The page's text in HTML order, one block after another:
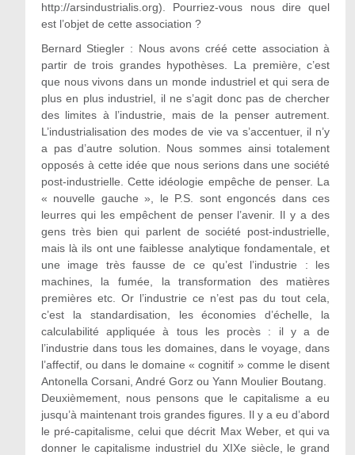
http://arsindustrialis.org). Pourriez-vous nous dire quel
est l’objet de cette association ?
Bernard Stiegler : Nous avons créé cette association à
partir de trois grandes hypothèses. La première, c’est
que nous vivons dans un monde industriel et qui sera de
plus en plus industriel, il ne s’agit donc pas de chercher
des limites à l’industrie, mais de la penser autrement.
L’industrialisation des modes de vie va s’accentuer, il n’y
a pas d’autre solution. Nous sommes ainsi totalement
opposés à cette idée que nous serions dans une société
post-industrielle. Cette idéologie empêche de penser. La
« nouvelle gauche », le P.S. sont engoncés dans ces
leurres qui les empêchent de penser l’avenir. Il y a des
gens très bien qui parlent de société post-industrielle,
mais là ils ont une faiblesse analytique fondamentale, et
une image très fausse de ce qu’est l’industrie : les
machines, la fumée, la transformation des matières
premières etc. Or l’industrie ce n’est pas du tout cela,
c’est la standardisation, les économies d’échelle, la
calculabilité appliquée à tous les procès : il y a de
l’industrie dans tous les domaines, dans le voyage, dans
l’affectif, ou dans le domaine « cognitif » comme le disent
Antonella Corsani, André Gorz ou Yann Moulier Boutang.
Deuxièmement, nous pensons que le capitalisme a eu
jusqu’à maintenant trois grandes figures. Il y a eu d’abord
le pré-capitalisme, celui que décrit Max Weber, et qui va
donner le capitalisme industriel du XIXe siècle, le grand